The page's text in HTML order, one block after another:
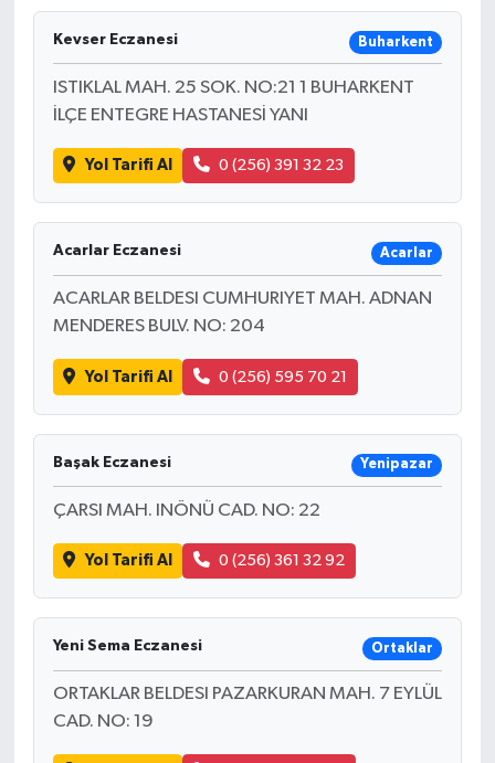
Kevser Eczanesi Buharkent
ISTIKLAL MAH. 25 SOK. NO:21 1 BUHARKENT
İLÇE ENTEGRE HASTANESİ YANI
Yol Tarifi Al 0 (256) 391 32 23
Acarlar Eczanesi Acarlar
ACARLAR BELDESI CUMHURIYET MAH. ADNAN
MENDERES BULV. NO: 204
Yol Tarifi Al 0 (256) 595 70 21
Başak Eczanesi Yenipazar
ÇARSI MAH. INÖNÜ CAD. NO: 22
Yol Tarifi Al 0 (256) 361 32 92
Yeni Sema Eczanesi Ortaklar
ORTAKLAR BELDESI PAZARKURAN MAH. 7 EYLÜL
CAD. NO: 19